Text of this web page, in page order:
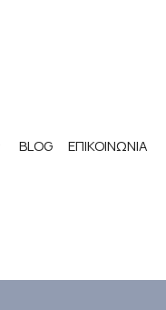
BLOG ΕΠΙΚΟΙΝΩΝΊΑ